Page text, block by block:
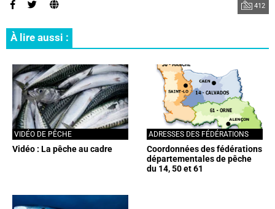
412
À lire aussi :
Vidéo : La pêche au cadre
VIDÉO DE PÊCHE
Coordonnées des fédérations
départementales de pêche
du 14, 50 et 61
ADRESSES DES FÉDÉRATIONS